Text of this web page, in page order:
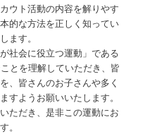
ウト活動の内容を解りやす
的な方法を正しく知ってい
ます。
社会に役立つ運動」である
とを理解していただき、皆
、皆さんのお子さんや多く
すようお願いいたします。
ただき、是非この運動にお
。